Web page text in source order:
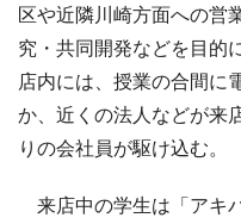
区や近隣川崎方面への営
究・共同開発などを目的
店内には、授業の合間に
か、近くの法人などが来
りの会社員が駆け込む。
来店中の学生は「アキ